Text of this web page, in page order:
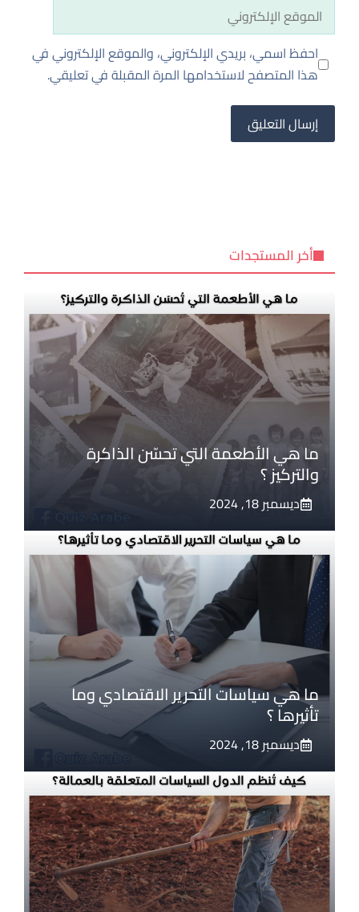
الموقع
الإلكتروني
احفظ اسمي، بريدي الإلكتروني، والموقع الإلكتروني في
هذا المتصفح لاستخدامها المرة المقبلة في تعليقي.
أخر المستجدات
ما هي الأطعمة التي تحسّن الذاكرة
والتركيز ؟
ديسمبر 18, 2024
ما هي سياسات التحرير الاقتصادي وما
تأثيرها ؟
ديسمبر 18, 2024